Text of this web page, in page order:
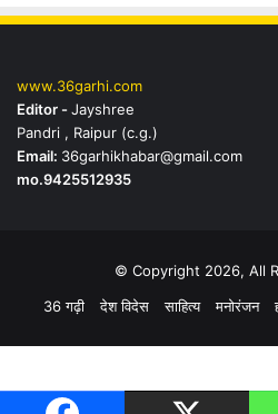
www.36garhi.com
Editor -Jayshree
Pandri , Raipur (c.g.)
Email: 36garhikhabar@gmail.com
mo.9425512935
© Copyright 2026, All
36 गढ़ी
देश विदेस साहित्य मनोरंजन